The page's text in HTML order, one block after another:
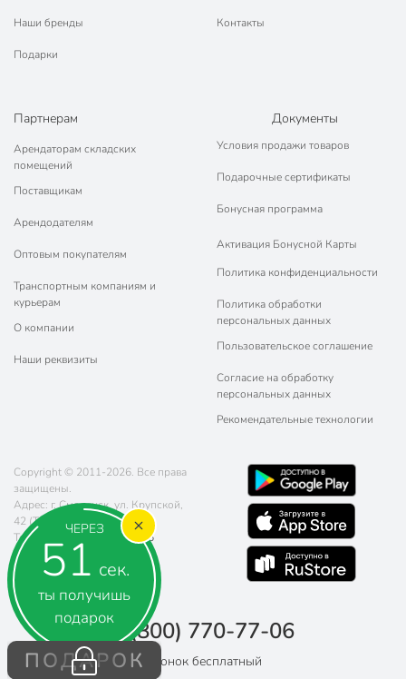
ЧЕРЕЗ
51 сек.
ты получишь
подарок
ПОДАРОК
Наши бренды
Подарки
Контакты
Партнерам
Арендаторам складских
помещений
Поставщикам
Арендодателям
Оптовым покупателям
Транспортным компаниям и
курьерам
О компании
Наши реквизиты
Документы
Условия продажи товаров
Подарочные сертификаты
Бонусная программа
Активация Бонусной Карты
Политика конфиденциальности
Политика обработки
персональных данных
Пользовательское соглашение
Согласие на обработку
персональных данных
Рекомендательные технологии
Copyright © 2011-2026. Все права
защищены.
Адрес: г. Смоленск, ул. Крупской,
42 (ТЦ "Остров")
Телефон:
8 (800) 770-77-06
Почта:sales@poryadok.ru
8 (800) 770-77-06
Звонок бесплатный